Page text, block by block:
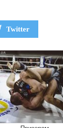
Twitter